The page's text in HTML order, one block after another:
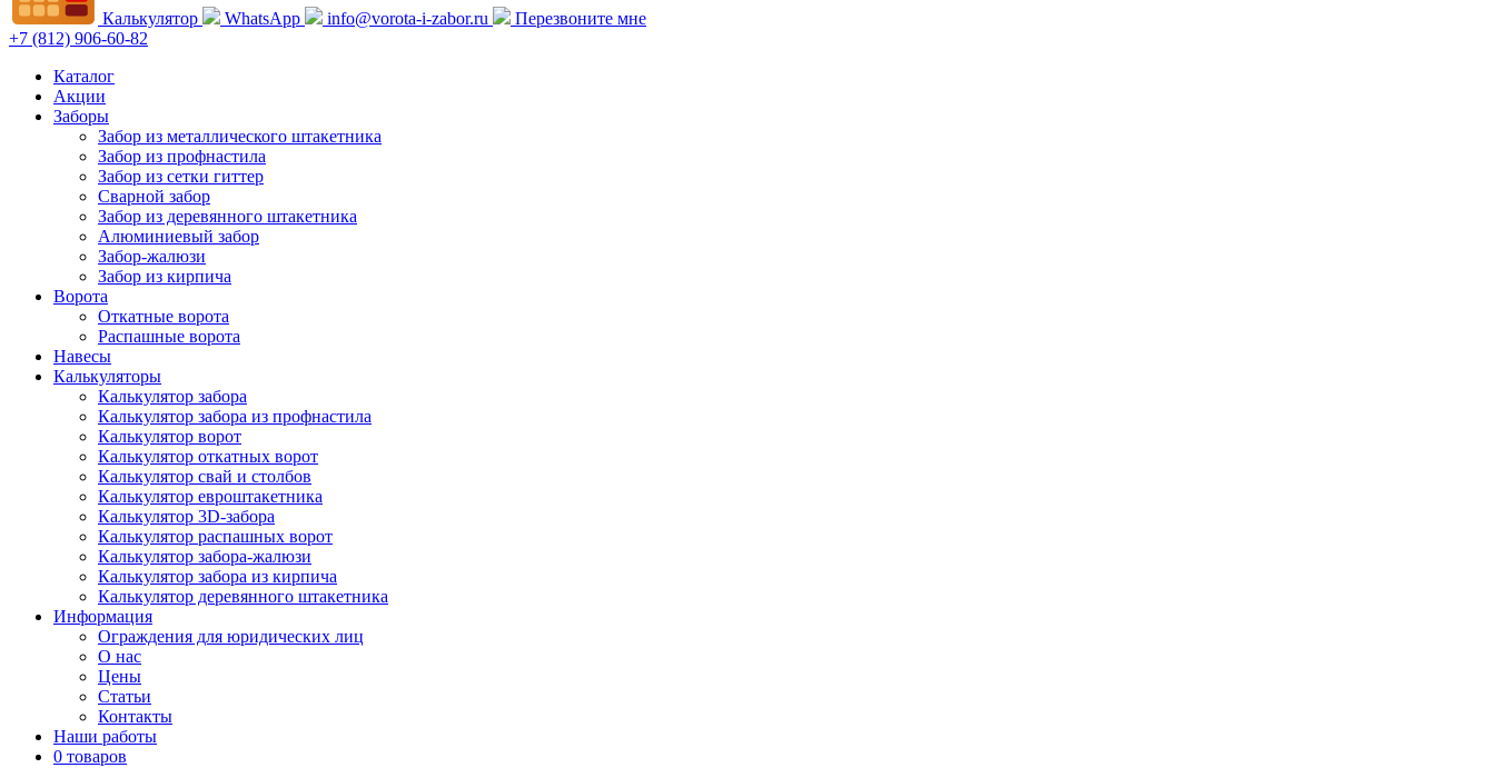
Калькулятор WhatsApp info@vorota-i-zabor.ru
Перезвоните мне
+7 (812) 906-60-82
Каталог
Акции
Заборы
Забор из металлического штакетника
Забор из профнастила
Забор из сетки гиттер
Сварной забор
Забор из деревянного штакетника
Алюминиевый забор
Забор-жалюзи
Забор из кирпича
Ворота
Откатные ворота
Распашные ворота
Навесы
Калькуляторы
Калькулятор забора
Калькулятор забора из профнастила
Калькулятор ворот
Калькулятор откатных ворот
Калькулятор свай и столбов
Калькулятор евроштакетника
Калькулятор 3D-забора
Калькулятор распашных ворот
Калькулятор забора-жалюзи
Калькулятор забора из кирпича
Калькулятор деревянного штакетника
Информация
Ограждения для юридических лиц
О нас
Цены
Статьи
Контакты
Наши работы
0 товаров